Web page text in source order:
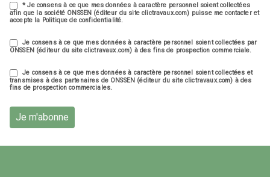
* Je consens à ce que mes données à caractère personnel soient collectées
afin que la société ONSSEN (éditeur du site clictravaux.com) puisse me contacter et
accepte la Politique de confidentialité.
Je consens à ce que mes données à caractère personnel soient collectées par
ONSSEN (éditeur du site clictravaux.com) à des fins de prospection commerciale.
Je consens à ce que mes données à caractère personnel soient collectées et
transmises à des partenaires de ONSSEN (éditeur du site clictravaux.com) à des
fins de prospection commerciales.
Je m'abonne